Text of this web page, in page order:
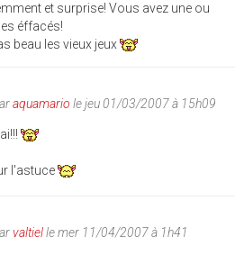
et surprise! Vous avez une ou
éffacés!
beau les vieux jeux
aquamario le jeu 01/03/2007 à 15h09
l'astuce
valtielle mer 11/04/2007 à 1h41